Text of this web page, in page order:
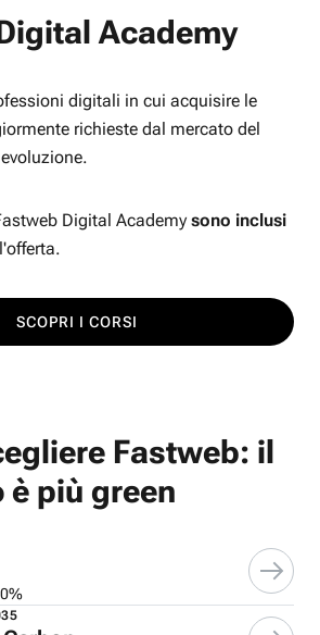
Academy
digitali in cui acquisire le
richieste dal mercato del
Digital Academy sono inclusi
SCOPRI I CORSI
Fastweb: il
più green